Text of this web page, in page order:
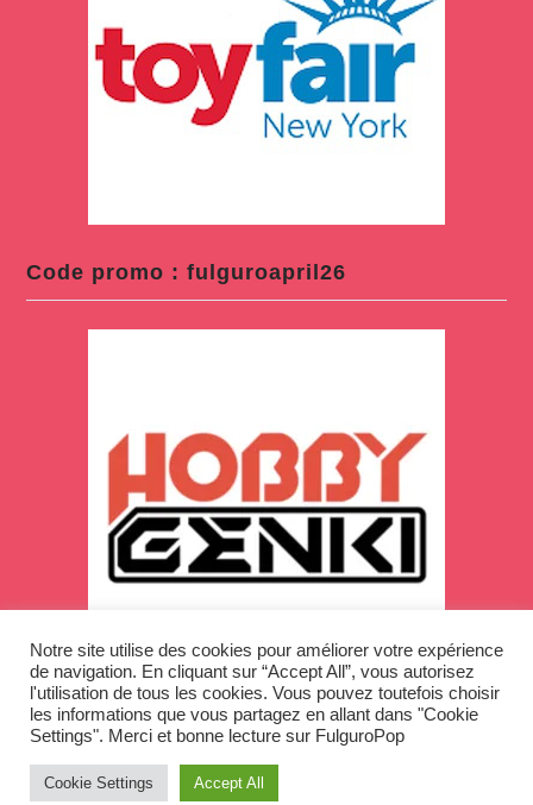
Code promo : fulguroapril26
Copyright © 2026
Notre site utilise des cookies pour améliorer votre expérience
de navigation. En cliquant sur “Accept All”, vous autorisez
l'utilisation de tous les cookies. Vous pouvez toutefois choisir
les informations que vous partagez en allant dans "Cookie
Settings". Merci et bonne lecture sur FulguroPop
Cookie Settings Accept All